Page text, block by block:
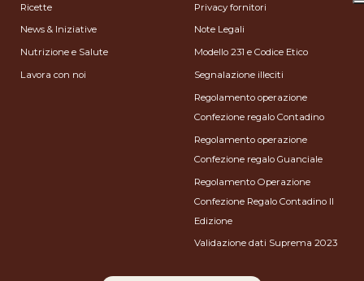
Ricette
News & Iniziative
Nutrizione e Salute
Lavora con noi
Privacy fornitori
Note Legali
Modello 231 e Codice Etico
Segnalazione illeciti
Regolamento operazione
Confezione regalo Contadino
Regolamento operazione
Confezione regalo Guanciale
Regolamento Operazione
Confezione Regalo Contadino II
Edizione
Validazione dati Suprema 2023